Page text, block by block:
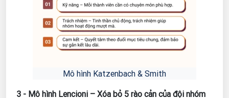
Mô hình Katzenbach & Smith
3 - Mô hình Lencioni – Xóa bỏ 5 rào cản của đội nhóm